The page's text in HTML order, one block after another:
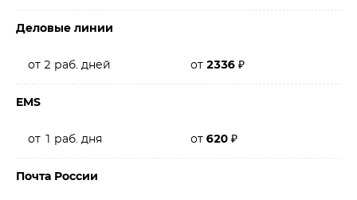
Деловые линии
от 2 раб. дней от 2336 ₽
EMS
от 1 раб. дня от 620 ₽
Почта России